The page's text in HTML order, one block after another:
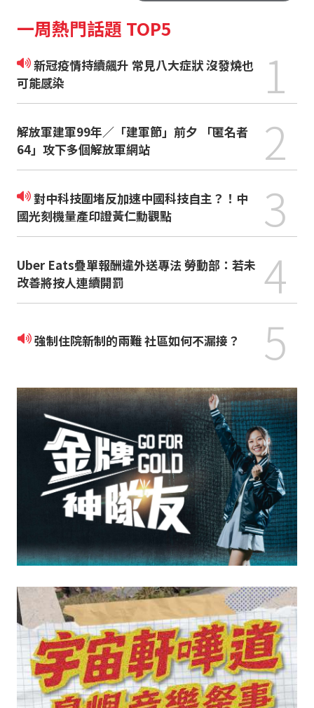
一周熱門話題 TOP5
新冠疫情持續飆升 常見八大症狀 沒發燒也
可能感染
1
解放軍建軍99年／「建軍節」前夕 「匿名者
64」攻下多個解放軍網站
2
對中科技圍堵反加速中國科技自主？！中
國光刻機量產印證黃仁勳觀點
3
Uber Eats疊單報酬違外送專法 勞動部：若未
改善將按人連續開罰
4
強制住院新制的兩難 社區如何不漏接？ 5